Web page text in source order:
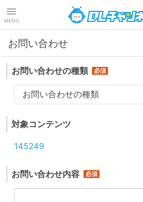
MENU
お問い合わせ
お問い合わせの種類
お問い合わせの種類
対象コンテンツ
145249
お問い合わせ内容